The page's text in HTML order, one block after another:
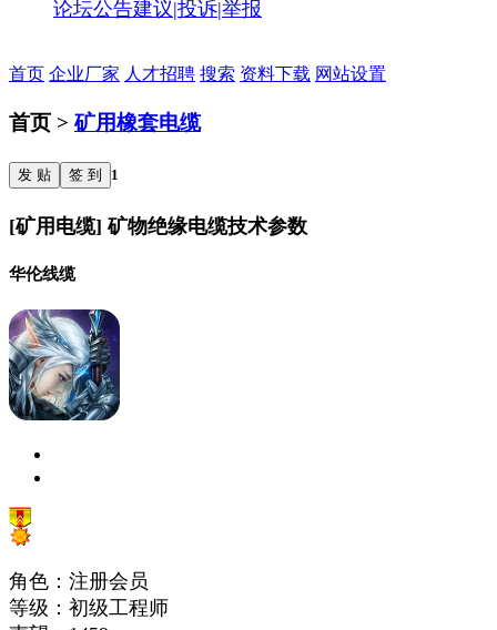
论坛公告建议|投诉|举报
首页 企业厂家 人才招聘 搜索 资料下载 网站设置
首页 >矿用橡套电缆
发 贴 签 到 1
[矿用电缆] 矿物绝缘电缆技术参数
华伦线缆
角色：注册会员
等级：初级工程师